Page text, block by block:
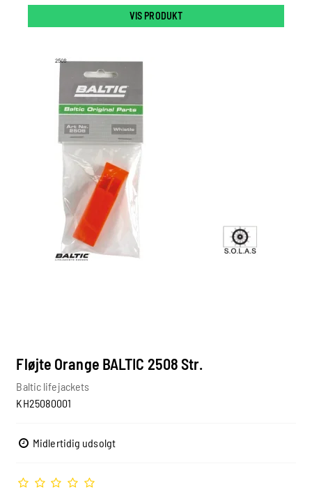
VIS PRODUKT
Fløjte Orange BALTIC 2508 Str.
Baltic lifejackets
KH25080001
Midlertidig udsolgt